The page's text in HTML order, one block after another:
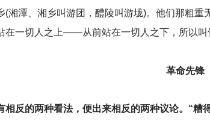
(湘潭、湘乡叫游团，醴陵叫游垅)。他们那粗
在一切人之上——从前站在一切人之下，所以叫
革命先锋
反的两种看法，便出来相反的两种议论。“糟